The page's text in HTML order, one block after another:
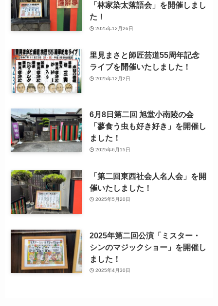
「林家染太落語会」を開催しまし
た！
2025年12月26日
里見まさと師匠芸道55周年記念
ライブを開催いたしました！
2025年12月2日
6月8日第二回 旭堂小南陵の会
「蓼食う虫も好き好き」を開催し
ました！
2025年6月15日
「第二回東西社会人名人会」を開
催いたしました！
2025年5月20日
2025年第二回公演「ミスター・
シンのマジックショー」を開催し
ました！
2025年4月30日